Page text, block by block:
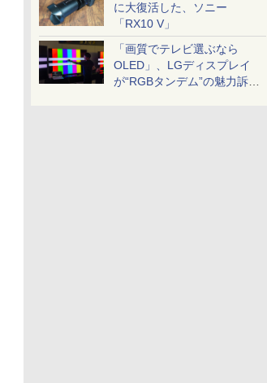
に大復活した、ソニー
「RX10 V」
「画質でテレビ選ぶなら
OLED」、LGディスプレイ
が“RGBタンデム”の魅力訴